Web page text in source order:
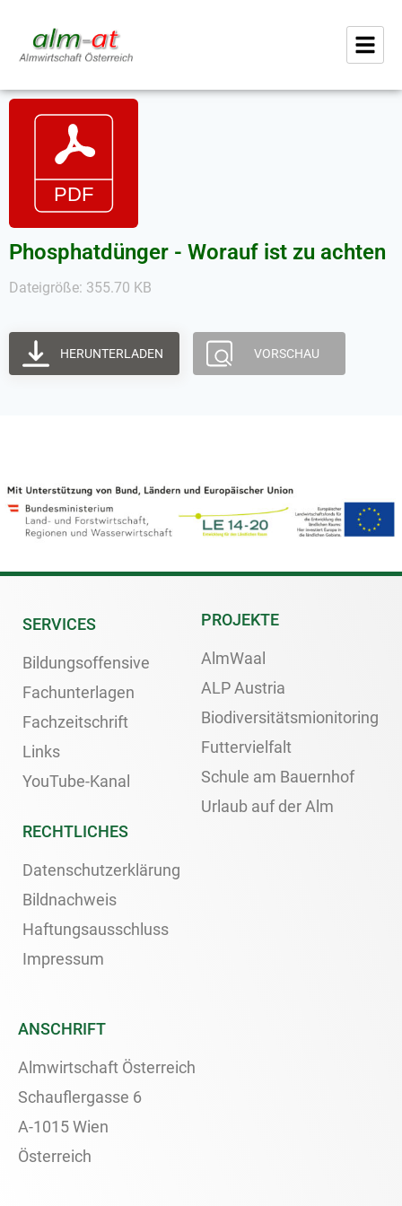
Phosphatdünger - Worauf ist zu achten
Dateigröße: 355.70 KB
HERUNTERLADEN VORSCHAU
SERVICES
Bildungsoffensive
Fachunterlagen
Fachzeitschrift
Links
YouTube-Kanal
PROJEKTE
AlmWaal
ALP Austria
Biodiversitätsmionitoring
Futtervielfalt
Schule am Bauernhof
Urlaub auf der Alm
RECHTLICHES
Datenschutzerklärung
Bildnachweis
Haftungsausschluss
Impressum
ANSCHRIFT
Almwirtschaft Österreich
Schauflergasse 6
A-1015 Wien
Österreich